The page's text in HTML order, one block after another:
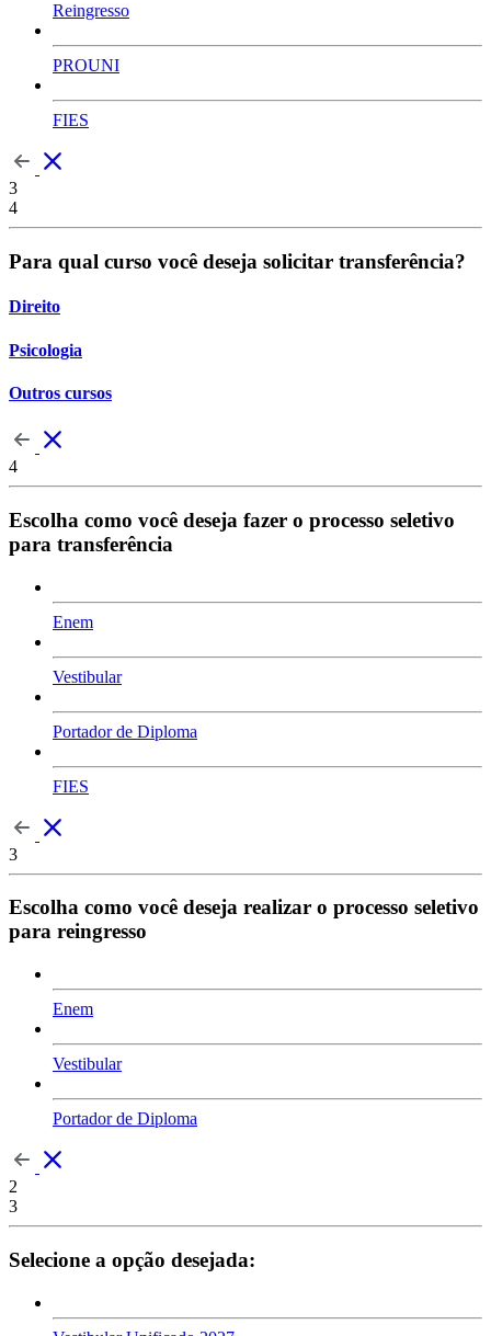
Reingresso
PROUNI
FIES
3
4
Para qual curso você deseja solicitar transferência?
Direito
Psicologia
Outros cursos
4
Escolha como você deseja fazer o processo seletivo
para transferência
Enem
Vestibular
Portador de Diploma
FIES
3
Escolha como você deseja realizar o processo seletivo
para reingresso
Enem
Vestibular
Portador de Diploma
2
3
Selecione a opção desejada: